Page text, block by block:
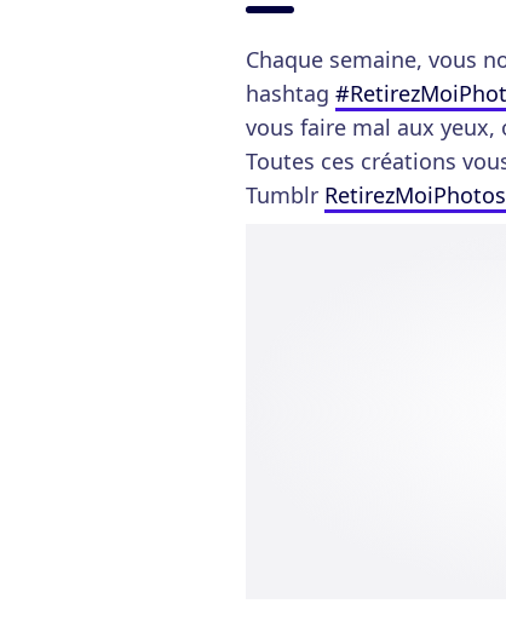
Chaque semaine, vous
hashtag
vous faire mal aux
Toutes ces créations
Tumblr